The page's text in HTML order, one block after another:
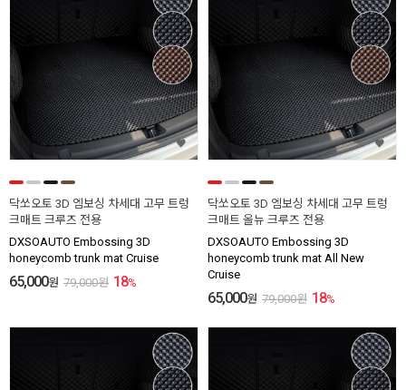
닥쏘오토 3D 엠보싱 차세대 고무 트렁
크매트 크루즈 전용
DXSOAUTO Embossing 3D
honeycomb trunk mat Cruise
65,000원 79,000원 18%
닥쏘오토 3D 엠보싱 차세대 고무 트렁
크매트 올뉴 크루즈 전용
DXSOAUTO Embossing 3D
honeycomb trunk mat All New
Cruise
65,000원 79,000원 18%